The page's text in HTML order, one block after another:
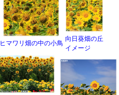
ヒマワリ畑の中の小鳥
向日葵畑の丘
イメージ